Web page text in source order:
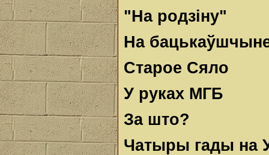
"На родзіну"
На
Старое Сяло
У руках МГБ
За што?
Чатыры гады на